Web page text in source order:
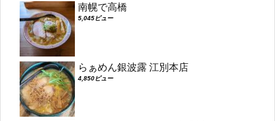
南幌で高橋
5,045ビュー
らぁめん銀波露 江別本店
4,850ビュー